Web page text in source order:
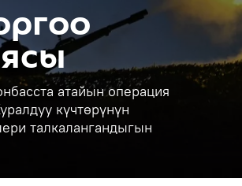
атайын операция
күчтөрүнүн
талкалангандыгын